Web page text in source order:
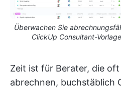
Überwachen Sie
ClickUp Consultant-
Zeit ist für Berater, die
abrechnen, buchstäblich